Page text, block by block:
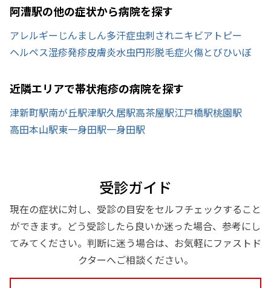
阿漕駅の他の症状から病院を探す
アレルギー じんましん多汗症虫刺されニキビアトピー
ヘルペス湿疹発疹皮膚炎水虫円形脱毛症火傷とびひいぼ
近隣エリアで帯状疱疹の病院を探す
津新町駅南が丘駅津駅久居駅高茶屋駅江戸橋駅桃園駅
高田本山駅東一身田駅一身田駅
受診ガイド
現在の症状に対し、受診の目安をセルフチェックすること
ができます。どう受診したら良いか迷った場合、参考にし
てみてください。判断に迷う場合は、お気軽にファストド
クターへご相談ください。